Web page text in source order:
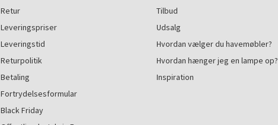
Retur
Leveringspriser
Leveringstid
Returpolitik
Betaling
Fortrydelsesformular
Black Friday
Tilbud
Udsalg
Hvordan vælger du havemøbler?
Hvordan hænger jeg en lampe op?
Inspiration